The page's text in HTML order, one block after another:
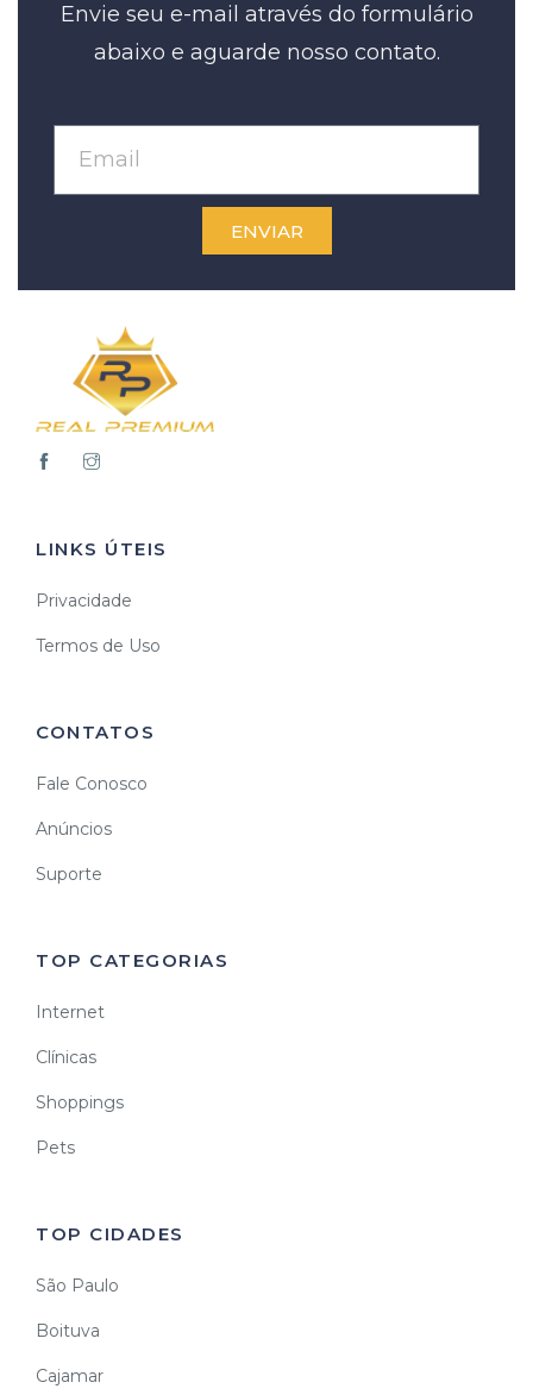
Envie seu e-mail através do formulário
abaixo e aguarde nosso contato.
ENVIAR
LINKS ÚTEIS
Privacidade
Termos de Uso
CONTATOS
Fale Conosco
Anúncios
Suporte
TOP CATEGORIAS
Internet
Clínicas
Shoppings
Pets
TOP CIDADES
São Paulo
Boituva
Cajamar